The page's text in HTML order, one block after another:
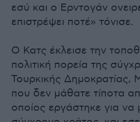
εσύ και ο Ερντογάν
επιστρέψει ποτέ» τόνισε.
Ο Κατς έκλεισε την
πολιτική πορεία της
Τουρκικής
που δεν μάθατε τίποτα
οποίος εργάστηκε για να